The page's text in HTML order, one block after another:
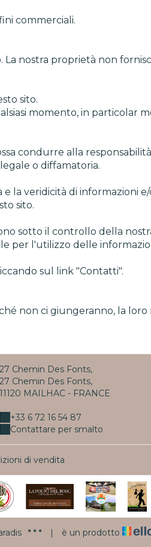
commerciali.
nostra proprietà non
sito.
momento, in particolar
condurre alla
o diffamatoria.
la veridicità di informazioni
sito.
sotto il controllo della
per l'utilizzo delle
sul link "Contatti".
non ci giungeranno, la loro
27 Chemin Des Fonts,
27 Chemin Des Fonts,
11120 MAILHAC - FRANCE
+33 6 72 16 54 87
Contattare per smalto
di vendita
| è un prodotto